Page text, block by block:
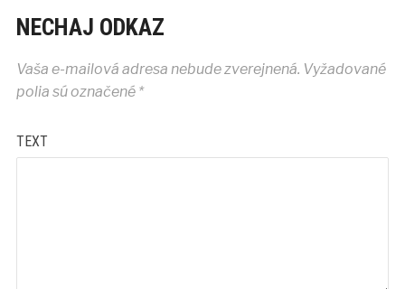
NECHAJ ODKAZ
Vaša e-mailová adresa nebude zverejnená. Vyžadované
polia sú označené *
TEXT